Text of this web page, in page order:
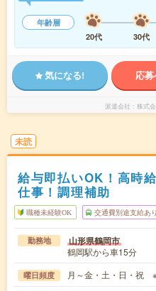
年齢層
20代
30代
気になる! 応
派遣会社 株式
未読
給与即払いOK！高時
仕事！調理補助
職種未経験OK 交通費別途支給あり
勤務地 山形県鶴岡市
鶴岡駅から車15分
曜日頻度 月～金・土・日・祝